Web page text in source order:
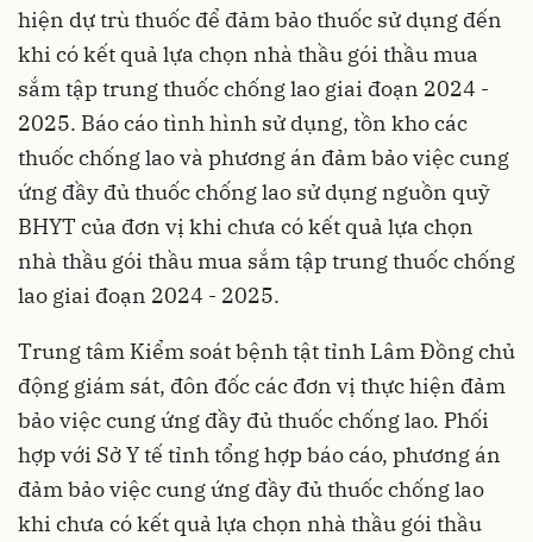
hiện dự trù thuốc để đảm bảo thuốc sử dụng đến
khi có kết quả lựa chọn nhà thầu gói thầu mua
sắm tập trung thuốc chống lao giai đoạn 2024 -
2025. Báo cáo tình hình sử dụng, tồn kho các
thuốc chống lao và phương án đảm bảo việc cung
ứng đầy đủ thuốc chống lao sử dụng nguồn quỹ
BHYT của đơn vị khi chưa có kết quả lựa chọn
nhà thầu gói thầu mua sắm tập trung thuốc chống
lao giai đoạn 2024 - 2025.
Trung tâm Kiểm soát bệnh tật tỉnh Lâm Đồng chủ
động giám sát, đôn đốc các đơn vị thực hiện đảm
bảo việc cung ứng đầy đủ thuốc chống lao. Phối
hợp với Sở Y tế tỉnh tổng hợp báo cáo, phương án
đảm bảo việc cung ứng đầy đủ thuốc chống lao
khi chưa có kết quả lựa chọn nhà thầu gói thầu